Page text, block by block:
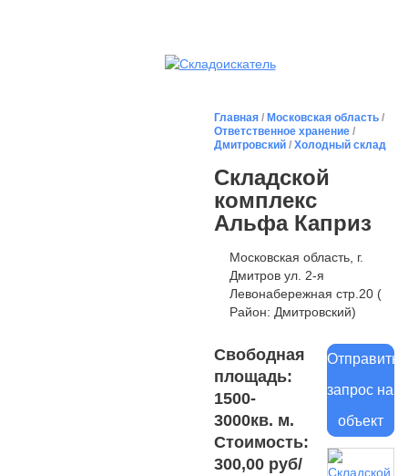
Главная / Московская область /
Ответственное хранение /
Дмитровский / Холодный склад
Складской
комплекс
Альфа Каприз
Московская область, г.
Дмитров ул. 2-я
Левонабережная стр.20 (
Район: Дмитровский)
Отправить
запрос на
объект
Свободная
площадь:
1500-
3000кв. м.
Стоимость:
300,00 руб/